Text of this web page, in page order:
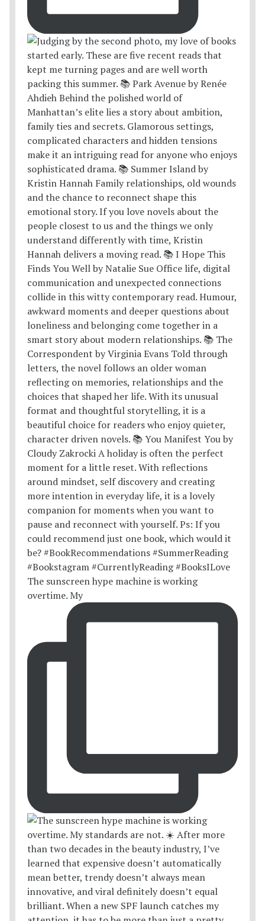
The sunscreen hype machine is working
overtime. My